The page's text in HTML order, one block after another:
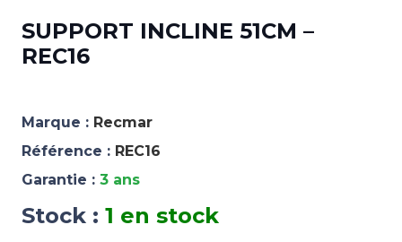
SUPPORT INCLINE 51CM –
REC16
Marque : Recmar
Référence : REC16
Garantie : 3 ans
Stock : 1 en stock